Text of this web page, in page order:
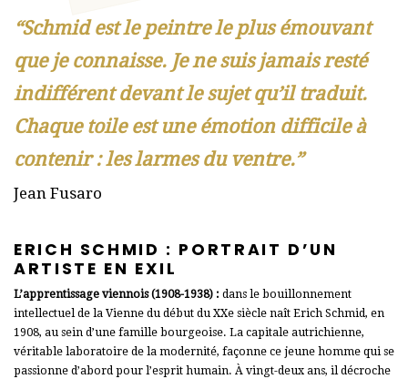
“Schmid est le peintre le plus émouvant
que je connaisse. Je ne suis jamais resté
indifférent devant le sujet qu’il traduit.
Chaque toile est une émotion difficile à
contenir : les larmes du ventre.”
Jean Fusaro
ERICH SCHMID : PORTRAIT D’UN
ARTISTE EN EXIL
L’apprentissage viennois (1908-1938) : dans le bouillonnement
intellectuel de la Vienne du début du XXe siècle naît Erich Schmid, en
1908, au sein d’une famille bourgeoise. La capitale autrichienne,
véritable laboratoire de la modernité, façonne ce jeune homme qui se
passionne d’abord pour l’esprit humain. À vingt-deux ans, il décroche